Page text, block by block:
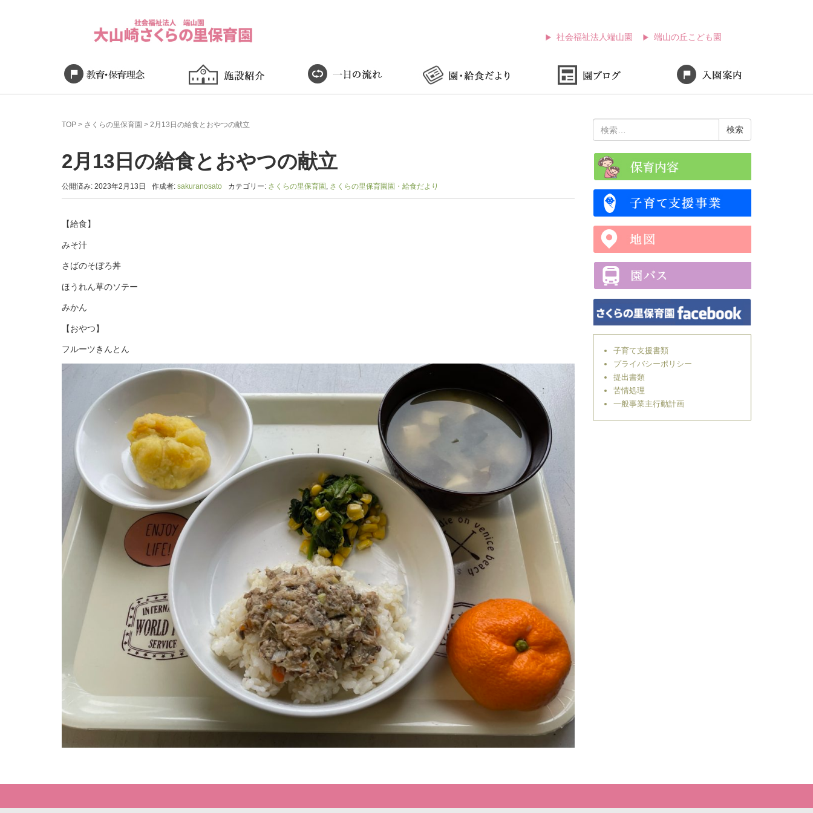
社会福祉法人端山園 端山の丘こども園
TOP > さくらの里保育園 > 2月13日の給食とおやつの献立
2月13日の給食とおやつの献立
公開済み: 2023年2月13日 作成者: sakuranosato カテゴリー: さくらの里保育園 , さくらの里保育園園・給食だより
【給食】
みそ汁
さばのそぼろ丼
ほうれん草のソテー
みかん
【おやつ】
フルーツきんとん
索:
子育て支援書類
プライバシーポリシー
提出書類
苦情処理
一般事業主行動計画